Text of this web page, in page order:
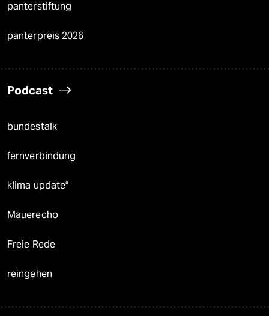
panterstiftung
panterpreis 2026
Podcast
bundestalk
fernverbindung
klima update°
Mauerecho
Freie Rede
reingehen